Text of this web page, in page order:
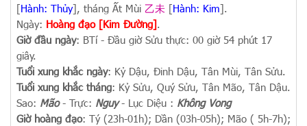
[Hành: Thủy], tháng Ất Mùi 乙未 [Hành: Kim].
Ngày: Hoàng đạo [Kim Đường].
Giờ đầu ngày: BTí - Đầu giờ Sửu thực: 00 giờ 54 phút 17
giây.
Tuổi xung khắc ngày: Kỷ Dậu, Đinh Dậu, Tân Mùi, Tân Sửu.
Tuổi xung khắc tháng: Kỷ Sửu, Quý Sửu, Tân Mão, Tân Dậu.
Sao: Mão- Trực: Nguy- Lục Diệu : Không Vong
Giờ hoàng đạo: Tý (23h-01h); Dần (03h-05h); Mão ( 5h-7h);